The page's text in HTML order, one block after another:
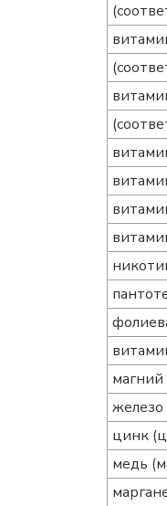
магний
железо
цинк
медь